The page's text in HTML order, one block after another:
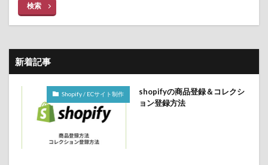
検索
新着記事
Shopify / ECサイト制作
shopifyの商品登録＆コレクシ
ョン登録方法